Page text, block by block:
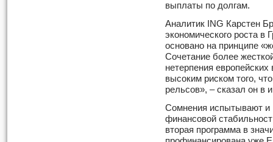
выплаты по долгам.
Аналитик ING Карстен
экономического роста в
основано на принципе
Сочетание более
нетерпения
высоким риском того,
рельсов», – сказал он
Сомнения испытывают и
финансовой
вторая программа в